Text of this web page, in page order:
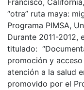
Francisco,
“otra” ruta maya:
Programa PIMSA,
Durante 2011-
titulado:
promoción y
atención a la salud
promovido por el